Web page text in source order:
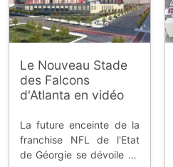
Le Nouveau Stade
des Falcons
d'Atlanta en vidéo
La future enceinte de la
franchise NFL de l'Etat
de Géorgie se dévoile en